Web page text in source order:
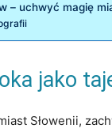
– uchwyć magię
jako
Słowenii,